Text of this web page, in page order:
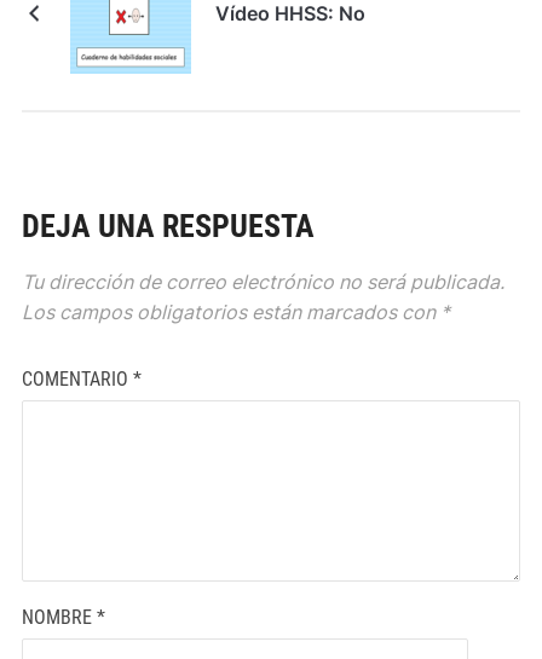
Vídeo HHSS: No
DEJA UNA RESPUESTA
Tu dirección de correo electrónico no será publicada.
Los campos obligatorios están marcados con *
COMENTARIO *
NOMBRE *